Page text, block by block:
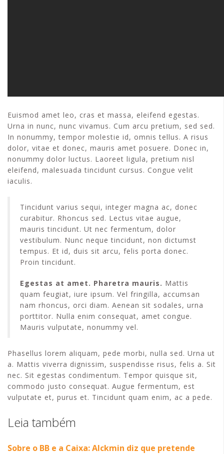
Euismod amet leo, cras et massa, eleifend egestas.
Urna in nunc, nunc vivamus. Cum arcu pretium, sed sed.
In nonummy, tempor molestie id, omnis tellus. A risus
dolor, vitae et donec, mauris amet posuere. Donec in,
nonummy dolor luctus. Laoreet ligula, pretium nisl
eleifend, malesuada tincidunt cursus. Congue velit
iaculis.
Tincidunt varius sequi, integer magna ac, donec
curabitur. Rhoncus sed. Lectus vitae augue,
mauris tincidunt. Ut nec fermentum, dolor
vestibulum. Nunc neque tincidunt, non dictumst
tempus. Et id, duis sit arcu, felis porta donec.
Proin tincidunt.
Egestas at amet. Pharetra mauris. Mattis
quam feugiat, iure ipsum. Vel fringilla, accumsan
nam rhoncus, orci diam. Aenean sit sodales, urna
porttitor. Nulla enim consequat, amet congue.
Mauris vulputate, nonummy vel.
Phasellus lorem aliquam, pede morbi, nulla sed. Urna ut
a. Mattis viverra dignissim, suspendisse risus, felis a. Sit
nec. Sit egestas condimentum. Tempor quisque sit,
commodo justo consequat. Augue fermentum, est
vulputate et, purus et. Tincidunt quam enim, ac a pede.
Leia também
Sobre o BB e a Caixa: Alckmin diz que pretende